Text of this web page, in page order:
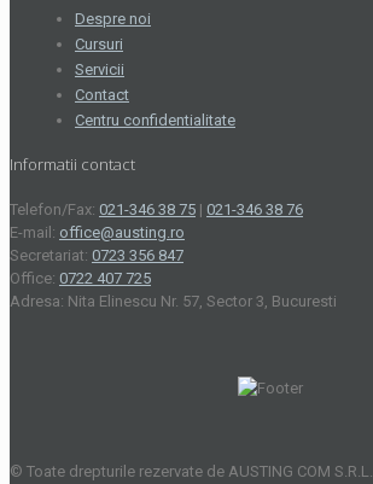
Despre noi
Cursuri
Servicii
Contact
Centru confidentialitate
Informatii contact
Telefon/Fax: 021-346 38 75 | 021-346 38 76
E-mail: office@austing.ro
Secretariat: 0723 356 847
Office: 0722 407 725
Adresa: Nita Elinescu Nr. 57, Sector 3, Bucuresti
© Toate drepturile rezervate de AUSTING COM S.R.L.